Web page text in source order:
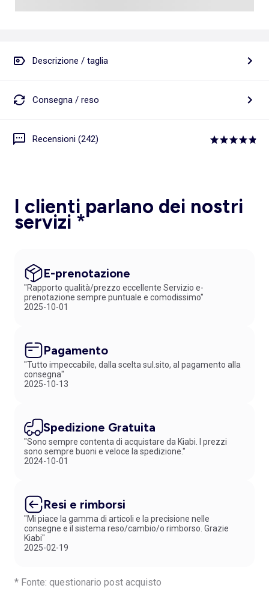
Descrizione / taglia
Consegna / reso
Recensioni (242)
I clienti parlano dei nostri
servizi *
E-prenotazione
"Rapporto qualità/prezzo eccellente Servizio e-
prenotazione sempre puntuale e comodissimo"
2025-10-01
Pagamento
"Tutto impeccabile, dalla scelta sul.sito, al pagamento alla
consegna"
2025-10-13
Spedizione Gratuita
"Sono sempre contenta di acquistare da Kiabi. I prezzi
sono sempre buoni e veloce la spedizione."
2024-10-01
Resi e rimborsi
"Mi piace la gamma di articoli e la precisione nelle
consegne e il sistema reso/cambio/o rimborso. Grazie
Kiabi"
2025-02-19
* Fonte: questionario post acquisto